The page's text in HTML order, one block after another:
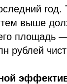
год.
тем выше
площадь
рублей